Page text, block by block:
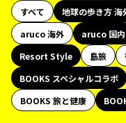
すべて 地球の歩き方 海
aruco 海外
aruco 国内
Resort Style
島旅
BOOKS スペシャルコラボ
BOOKS 旅と健康